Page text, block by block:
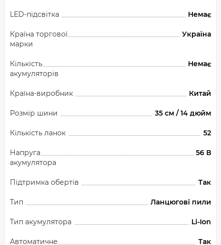
LED-підсвітка Немає
Країна торгової
марки
Україна
Кількість
акумуляторів
Немає
Країна-виробник Китай
Розмір шини 35 см / 14 дюйм
Кількість ланок 52
Напруга
акумулятора
56 В
Підтримка обертів Так
Тип Ланцюгові пили
Тип акумулятора Li-Ion
Автоматичне
Так